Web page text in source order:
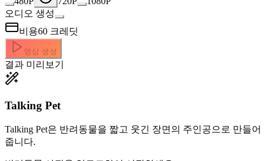
오디오 생성
비용60 크레딧
영상 생성
결과 미리보기
Talking Pet
Talking Pet은 반려동물을 짧고 웃긴 장면의 주인공으로 만들어
줍니다.